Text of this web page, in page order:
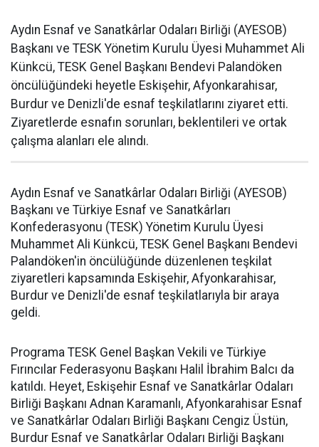
Aydın Esnaf ve Sanatkârlar Odaları Birliği (AYESOB)
Başkanı ve TESK Yönetim Kurulu Üyesi Muhammet Ali
Künkcü, TESK Genel Başkanı Bendevi Palandöken
öncülüğündeki heyetle Eskişehir, Afyonkarahisar,
Burdur ve Denizli'de esnaf teşkilatlarını ziyaret etti.
Ziyaretlerde esnafın sorunları, beklentileri ve ortak
çalışma alanları ele alındı.
Aydın Esnaf ve Sanatkârlar Odaları Birliği (AYESOB)
Başkanı ve Türkiye Esnaf ve Sanatkârları
Konfederasyonu (TESK) Yönetim Kurulu Üyesi
Muhammet Ali Künkcü, TESK Genel Başkanı Bendevi
Palandöken'in öncülüğünde düzenlenen teşkilat
ziyaretleri kapsamında Eskişehir, Afyonkarahisar,
Burdur ve Denizli'de esnaf teşkilatlarıyla bir araya
geldi.
Programa TESK Genel Başkan Vekili ve Türkiye
Fırıncılar Federasyonu Başkanı Halil İbrahim Balcı da
katıldı. Heyet, Eskişehir Esnaf ve Sanatkârlar Odaları
Birliği Başkanı Adnan Karamanlı, Afyonkarahisar Esnaf
ve Sanatkârlar Odaları Birliği Başkanı Cengiz Üstün,
Burdur Esnaf ve Sanatkârlar Odaları Birliği Başkanı